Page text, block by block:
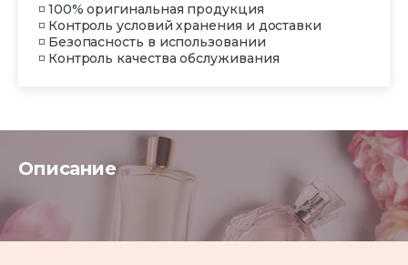
◽ 100% оригинальная продукция
◽ Контроль условий хранения и доставки
◽ Безопасность в использовании
◽ Контроль качества обслуживания
Описание